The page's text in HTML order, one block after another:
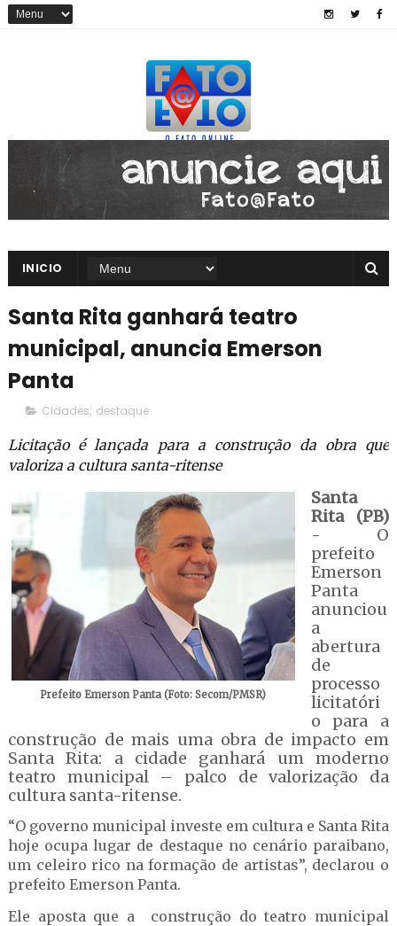
INICIO
Santa Rita ganhará teatro
municipal, anuncia Emerson
Panta
Cidades, destaque
Licitação é lançada para a construção da obra que
valoriza a cultura santa-ritense
Prefeito Emerson Panta (Foto: Secom/PMSR)
Santa
Rita (PB)
- O
prefeito
Emerson
Panta
anunciou
a
abertura
de
processo
licitatóri
o para a
construção de mais uma obra de impacto em
Santa Rita: a cidade ganhará um moderno
teatro municipal – palco de valorização da
cultura santa-ritense.
“O governo municipal investe em cultura e Santa Rita
hoje ocupa lugar de destaque no cenário paraibano,
um celeiro rico na formação de artistas”, declarou o
prefeito Emerson Panta.
Ele aposta que a construção do teatro municipal